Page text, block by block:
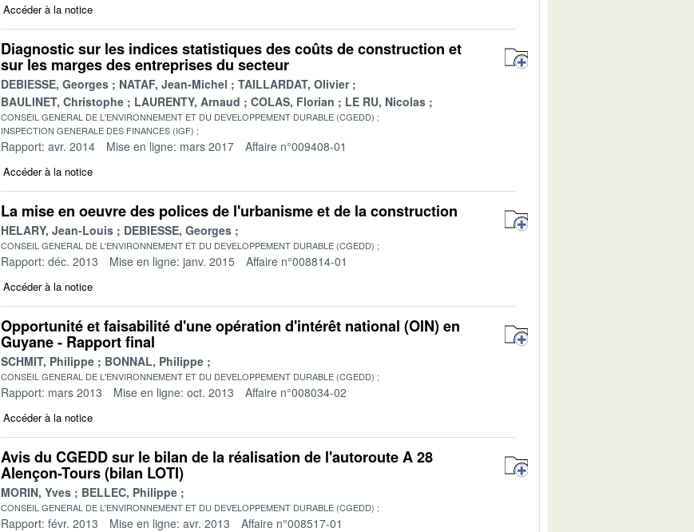
Accéder à la notice
Diagnostic sur les indices statistiques des coûts de construction et
sur les marges des entreprises du secteur
DEBIESSE, Georges NATAF, Jean-Michel
TAILLARDAT, Olivier
BAULINET, Christophe
LAURENTY, Arnaud COLAS, Florian LE RU, Nicolas
CONSEIL GENERAL DE L'ENVIRONNEMENT ET DU DEVELOPPEMENT DURABLE (CGEDD)
INSPECTION GENERALE DES FINANCES (IGF)
Rapport: avr. 2014 Mise en ligne: mars 2017 Affaire n°009408-01
Accéder à la notice
La mise en oeuvre des polices de l'urbanisme et de la construction
HELARY, Jean-Louis DEBIESSE, Georges
CONSEIL GENERAL DE L'ENVIRONNEMENT ET DU DEVELOPPEMENT DURABLE (CGEDD)
Rapport: déc. 2013 Mise en ligne: janv. 2015 Affaire n°008814-01
Accéder à la notice
Opportunité et faisabilité d'une opération d'intérêt national (OIN) en
Guyane - Rapport final
SCHMIT, Philippe BONNAL, Philippe
CONSEIL GENERAL DE L'ENVIRONNEMENT ET DU DEVELOPPEMENT DURABLE (CGEDD)
Rapport: mars 2013 Mise en ligne: oct. 2013 Affaire n°008034-02
Accéder à la notice
Avis du CGEDD sur le bilan de la réalisation de l'autoroute A 28
Alençon-Tours (bilan LOTI)
MORIN, Yves BELLEC, Philippe
CONSEIL GENERAL DE L'ENVIRONNEMENT ET DU DEVELOPPEMENT DURABLE (CGEDD)
Rapport: févr. 2013 Mise en ligne: avr. 2013 Affaire n°008517-01